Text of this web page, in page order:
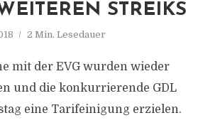
STREIKS
2 Min. Lesedauer
mit der EVG wurden wieder
und die konkurrierende GDL
eine Tarifeinigung erzielen.